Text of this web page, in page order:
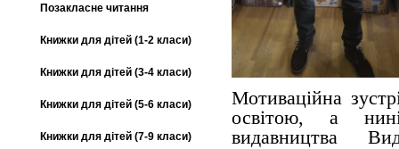
Позакласне читання
Книжки для дітей (1-2 класи)
Книжки для дітей (3-4 класи)
Книжки для дітей (5-6 класи)
Книжки для дітей (7-9 класи)
Мотиваційна
освітою, а
видавництва